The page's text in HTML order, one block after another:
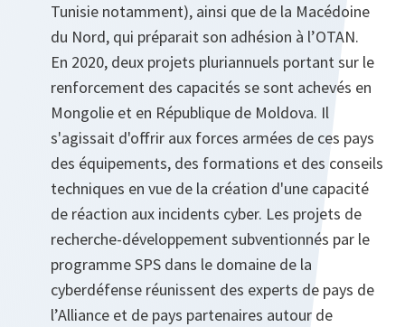
Tunisie notamment), ainsi que de la Macédoine
du Nord, qui préparait son adhésion à l’OTAN.
En 2020, deux projets pluriannuels portant sur le
renforcement des capacités se sont achevés en
Mongolie et en République de Moldova. Il
s'agissait d'offrir aux forces armées de ces pays
des équipements, des formations et des conseils
techniques en vue de la création d'une capacité
de réaction aux incidents cyber. Les projets de
recherche-développement subventionnés par le
programme SPS dans le domaine de la
cyberdéfense réunissent des experts de pays de
l’Alliance et de pays partenaires autour de